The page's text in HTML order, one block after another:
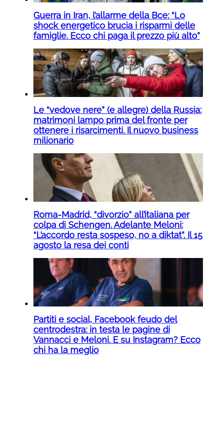
Guerra in Iran, l’allarme della Bce: “Lo
shock energetico brucia i risparmi delle
famiglie. Ecco chi paga il prezzo più alto”
Le “vedove nere” (e allegre) della Russia:
matrimoni lampo prima del fronte per
ottenere i risarcimenti. Il nuovo business
milionario
Roma-Madrid, “divorzio” all’italiana per
colpa di Schengen. Adelante Meloni:
“L’accordo resta sospeso, no a diktat”. Il 15
agosto la resa dei conti
Partiti e social, Facebook feudo del
centrodestra: in testa le pagine di
Vannacci e Meloni. E su Instagram? Ecco
chi ha la meglio